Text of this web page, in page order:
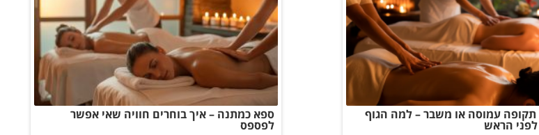
עמוסה או משבר – למה הגוף
לפני הראש
ספא כמתנה – איך בוחרים חוויה שאי אפשר
לפספס